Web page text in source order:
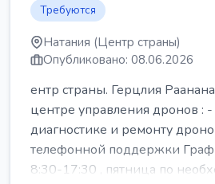
Требуются
Натания (Центр страны)
Опубликовано: 08.06.2026
ентр страны. Герцлия
центре управления дронов :
диагностике и ремонту
телефонной поддержки
8:30-17:30 , пятница по